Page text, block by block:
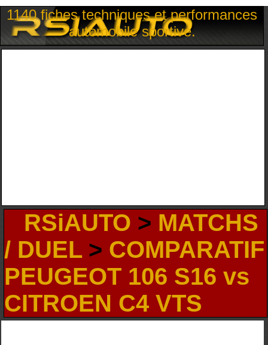
1140 fiches techniques et performances
automobile sportive.
RSiAUTO > MATCHS
/ DUEL> COMPARATIF
PEUGEOT 106 S16 vs
CITROEN C4 VTS